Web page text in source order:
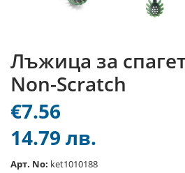
Лъжица за
Non-Scratch
€7.56
14.79 лв.
Арт. No: ket1010188